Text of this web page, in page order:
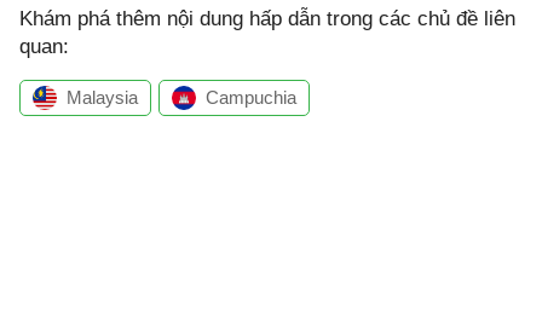
Khám phá thêm nội dung hấp dẫn trong các chủ đề liên
quan:
Malaysia Campuchia